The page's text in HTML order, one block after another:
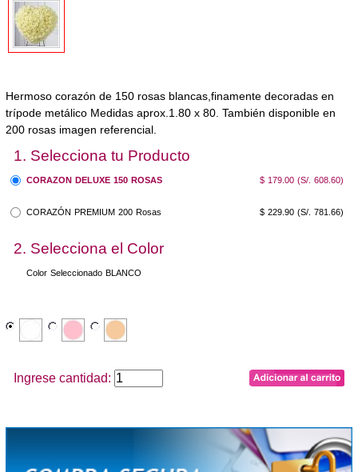
Hermoso corazón de 150 rosas blancas,finamente decoradas en
trípode metálico Medidas aprox.1.80 x 80. También disponible en
200 rosas imagen referencial.
1. Selecciona tu Producto
CORAZON DELUXE 150 ROSAS $ 179.00(S/. 608.60)
CORAZÓN PREMIUM 200 Rosas $ 229.90(S/. 781.66)
2. Selecciona el Color
Color Seleccionado BLANCO
Ingrese cantidad: